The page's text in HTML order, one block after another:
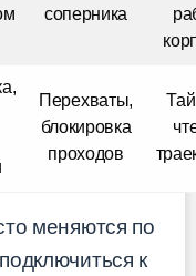
соперника
Перехваты,
блокировка
проходов
меняются по
к